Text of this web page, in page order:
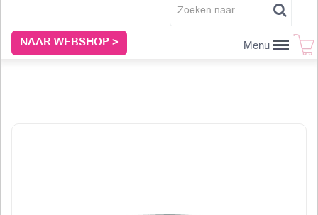
NAAR WEBSHOP > Menu